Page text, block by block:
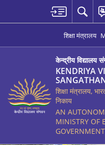
शिक्षा मंत्रालय
केन्द्रीय विद्यालय
KENDRIYA
शिक्षा मंत्रालय,
निकाय
AN
MINISTRY OF